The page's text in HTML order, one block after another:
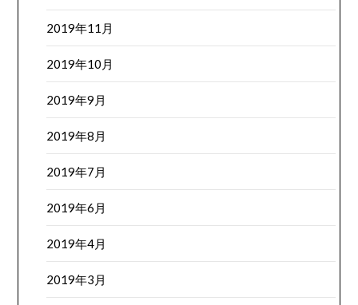
2019年11月
2019年10月
2019年9月
2019年8月
2019年7月
2019年6月
2019年4月
2019年3月